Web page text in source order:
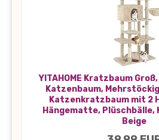
YITAHOME Kratzbaum
Katzenbaum,
Katzenkratzbaum mit 2
Hängematte,
Beige